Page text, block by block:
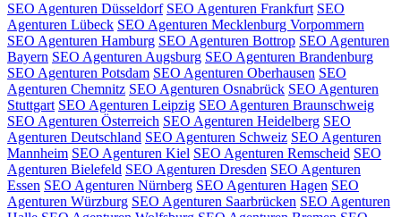
SEO Agenturen Düsseldorf SEO Agenturen Frankfurt SEO
Agenturen Lübeck SEO Agenturen Mecklenburg Vorpommern
SEO Agenturen Hamburg SEO Agenturen Bottrop SEO Agenturen
Bayern SEO Agenturen Augsburg SEO Agenturen Brandenburg
SEO Agenturen Potsdam SEO Agenturen Oberhausen SEO
Agenturen Chemnitz SEO Agenturen Osnabrück SEO Agenturen
Stuttgart SEO Agenturen Leipzig SEO Agenturen Braunschweig
SEO Agenturen Österreich SEO Agenturen Heidelberg SEO
Agenturen Deutschland SEO Agenturen Schweiz SEO Agenturen
Mannheim SEO Agenturen Kiel SEO Agenturen Remscheid SEO
Agenturen Bielefeld SEO Agenturen Dresden SEO Agenturen
Essen SEO Agenturen Nürnberg SEO Agenturen Hagen SEO
Agenturen Würzburg SEO Agenturen Saarbrücken SEO Agenturen